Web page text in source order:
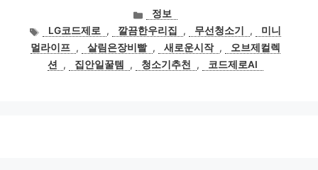
카
테
고
리
정보
태
그
LG코드제로 , 깔끔한우리집 , 무선청소기 ,
미니
멀라이프 , 살림은장비빨 , 새로운시작 ,
오브제컬렉
션
, 집안일꿀템 , 청소기추천 , 코드제로AI